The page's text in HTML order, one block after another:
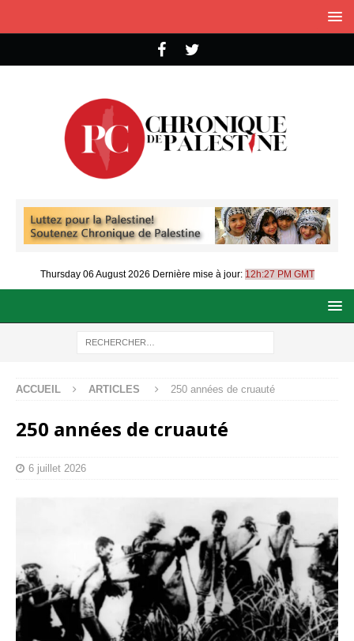
Thursday 06 August 2026 Dernière mise à jour: 12h:27 PM GMT
ACCUEIL ARTICLES 250 années de cruauté
250 années de cruauté
6 juillet 2026